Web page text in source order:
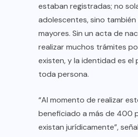
estaban registradas; no
adolescentes, sino
mayores. Sin un acta de
realizar muchos trámites
existen, y la identidad es el
toda persona.
“Al momento de realizar
beneficiado a más de 400
existan jurídicamente”,